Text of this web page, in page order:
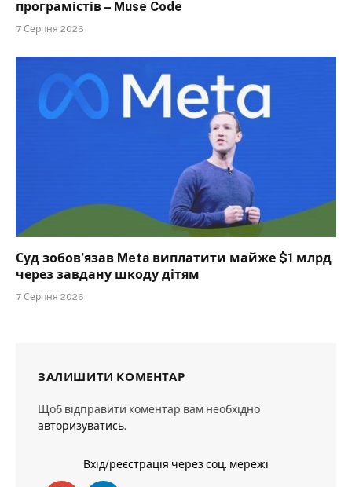
програмістів – Muse Code
7 Серпня 2026
Суд зобов’язав Meta виплатити майже $1 млрд
через завдану шкоду дітям
7 Серпня 2026
ЗАЛИШИТИ КОМЕНТАР
Щоб відправити коментар вам необхідно
авторизуватись.
Вхід/реєстрація через соц. мережі